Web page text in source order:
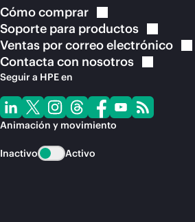
Cómocomprar
Soporte para productos
Ventas por correoelectrónico
Contacta con nosotros
Seguir a HPE en
Animación y movimiento
Inactivo Activo